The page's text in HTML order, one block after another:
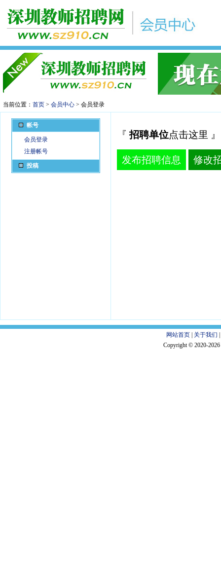
当前位置： 首页 > 会员中心 > 会员登录
帐号
会员登录
注册帐号
投稿
『 招聘单位点击这里 』
发布招聘信息 修改
网站首页 关于我们
Copyright © 2020-